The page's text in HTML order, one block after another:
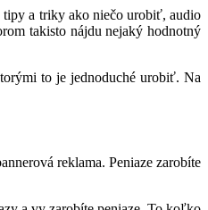
tipy a triky ako niečo urobiť, audio
takisto nájdu nejaký hodnotný
to je jednoduché urobiť. Na
reklama. Peniaze zarobíte